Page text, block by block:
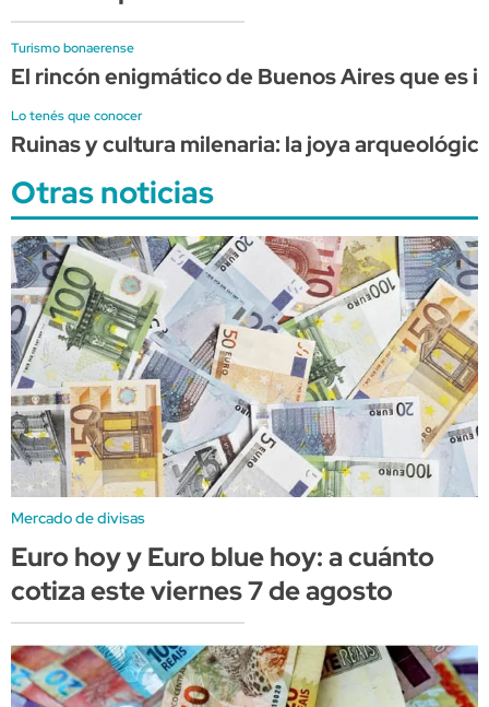
Turismo bonaerense
El rincón enigmático de Buenos Aires que es
Lo tenés que conocer
Ruinas y cultura milenaria: la joya
Otras noticias
Mercado de divisas
Euro hoy y Euro blue hoy: a cuánto
cotiza este viernes 7 de agosto